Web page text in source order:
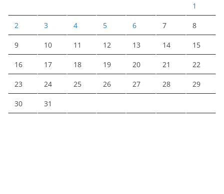
1
2 3 4 5 6 7 8
9 10 11 12 13 14 15
16 17 18 19 20 21 22
23 24 25 26 27 28 29
30 31